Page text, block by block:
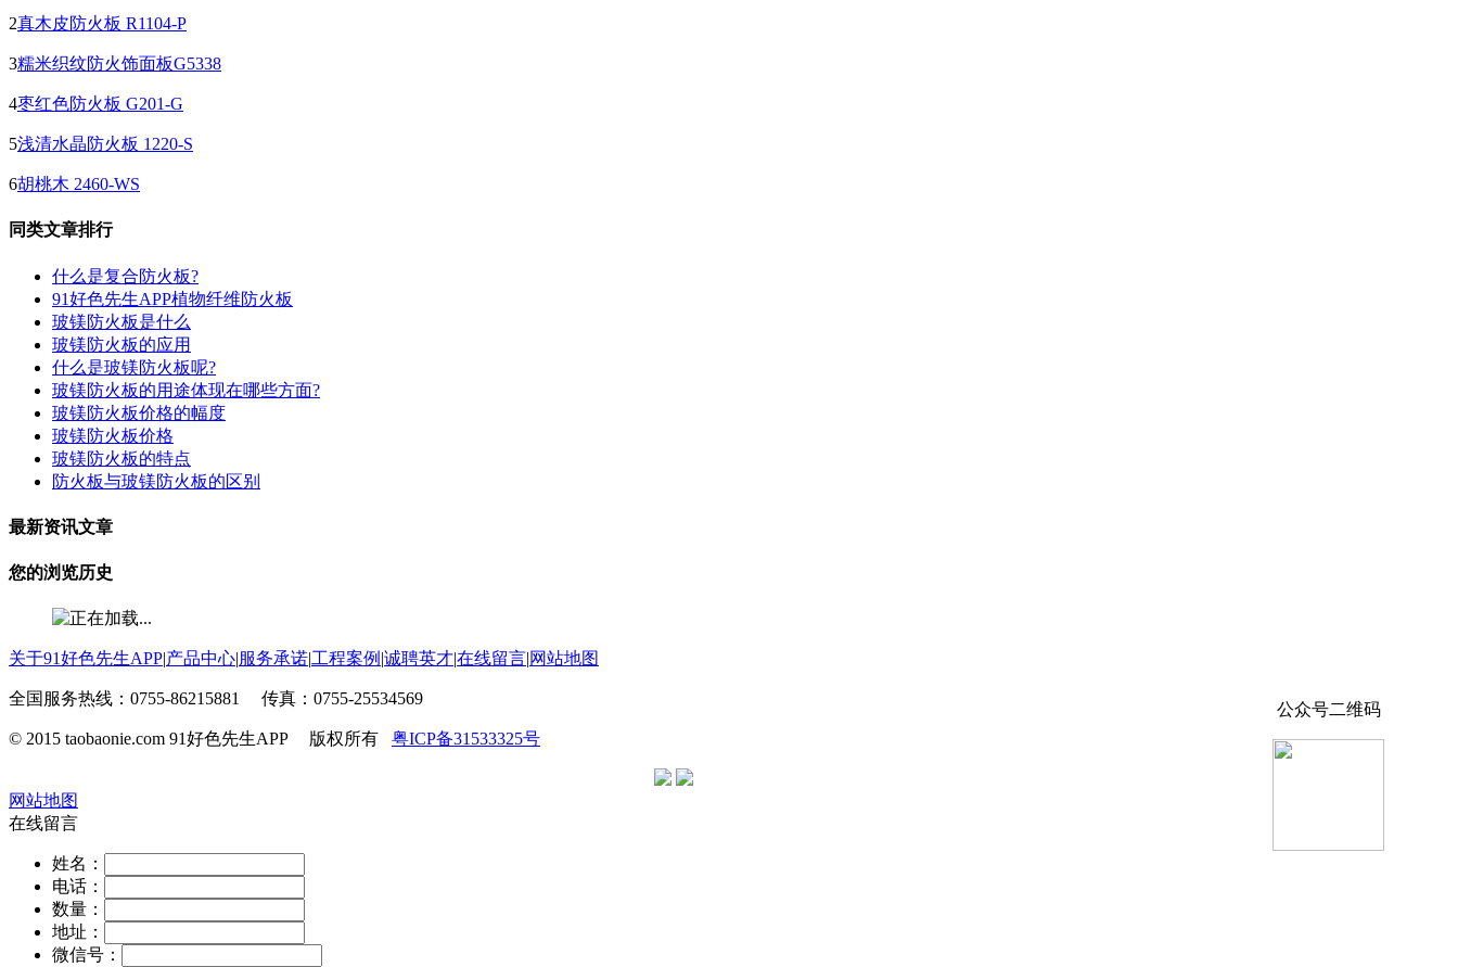
2真木皮防火板 R1104-P
3糯米织纹防火饰面板G5338
4枣红色防火板 G201-G
5浅清水晶防火板 1220-S
6胡桃木 2460-WS
同类文章排行
什么是复合防火板?
91好色先生APP植物纤维防火板
玻镁防火板是什么
玻镁防火板的应用
什么是玻镁防火板呢?
玻镁防火板的用途体现在哪些方面?
玻镁防火板价格的幅度
玻镁防火板价格
玻镁防火板的特点
防火板与玻镁防火板的区别
最新资讯文章
您的浏览历史
关于91好色先生APP 产品中心 服务承诺工程案例 诚聘英才在线留言 网站地图
公众号二维码
全国服务热线：0755-86215881 传真：0755-25534569
© 2015 taobaonie.com 91好色先生APP 版权所有 粤ICP备31533325号
网站地图
在线留言
姓名：
电话：
数量：
地址：
微信号：